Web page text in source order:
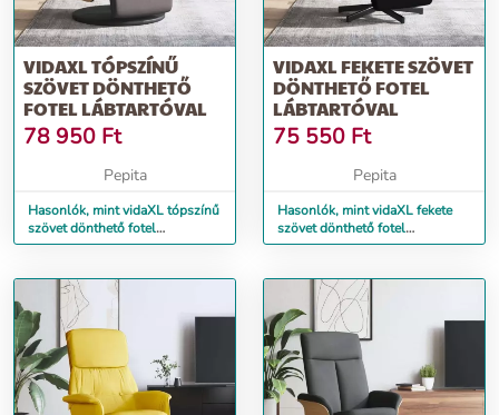
VIDAXL TÓPSZÍNŰ
SZÖVET DÖNTHETŐ
FOTEL LÁBTARTÓVAL
78 950 Ft
Pepita
Hasonlók, mint vidaXL tópszínű
szövet dönthető fotel
lábtartóval
VIDAXL FEKETE SZÖVET
DÖNTHETŐ FOTEL
LÁBTARTÓVAL
75 550 Ft
Pepita
Hasonlók, mint vidaXL fekete
szövet dönthető fotel
lábtartóval